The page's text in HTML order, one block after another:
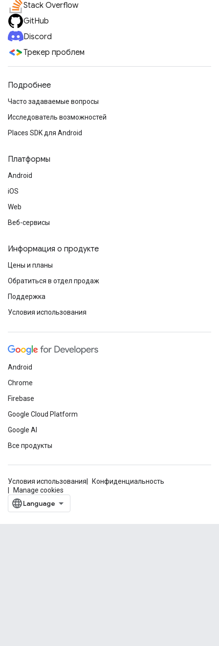
Stack Overflow
GitHub
Discord
Трекер проблем
Подробнее
Часто задаваемые вопросы
Исследователь возможностей
Places SDK для Android
Платформы
Android
iOS
Web
Веб-сервисы
Информация о продукте
Цены и планы
Обратиться в отдел продаж
Поддержка
Условия использования
Android
Chrome
Firebase
Google Cloud Platform
Google AI
Все продукты
Условия использования
Конфиденциальность
Manage cookies